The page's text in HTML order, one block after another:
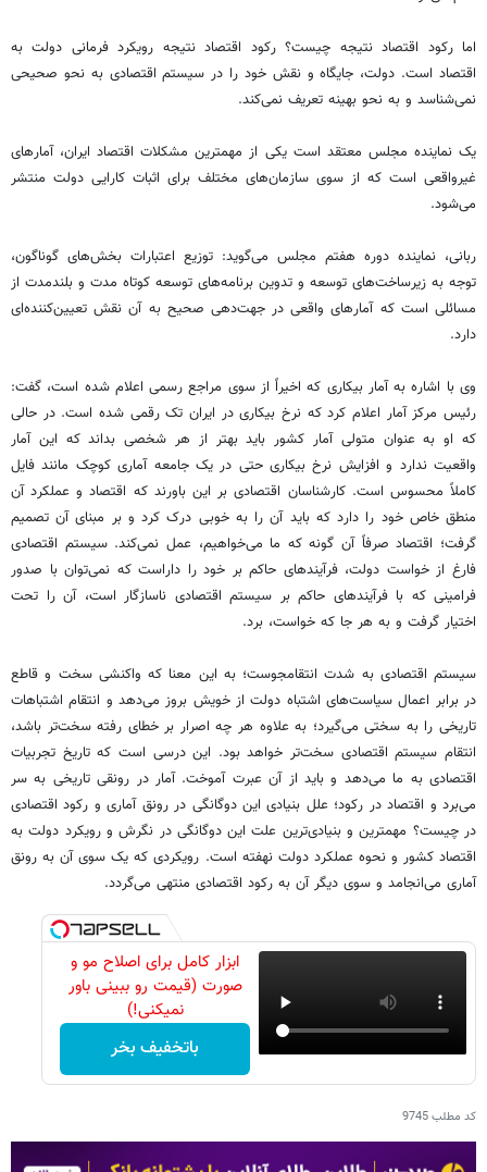
اما رکود اقتصاد نتیجه چیست؟ رکود اقتصاد نتیجه رویکرد فرمانی دولت به
اقتصاد است. دولت، جایگاه و نقش خود را در سیستم اقتصادی به نحو صحیحی
نمی‌شناسد و به نحو بهینه تعریف نمی‌کند.
یک نماینده مجلس معتقد است یکی از مهمترین مشکلات اقتصاد ایران، آمارهای
غیرواقعی است که از سوی سازمان‌های مختلف برای اثبات کارایی دولت منتشر
می‌شود.
ربانی، نماینده دوره هفتم مجلس می‌گوید: توزیع اعتبارات بخش‌های گوناگون،
توجه به زیرساخت‌های توسعه و تدوین برنامه‌های توسعه کوتاه مدت و بلندمدت از
مسائلی است که آمار‌های واقعی در جهت‌دهی صحیح به آن نقش تعیین‌کننده‌ای
دارد.
وی با اشاره به آمار بیکاری که اخیراً از سوی مراجع رسمی اعلام شده است، گفت:
رئیس مرکز آمار اعلام کرد که نرخ بیکاری در ایران تک رقمی شده است. در حالی
که او به عنوان متولی آمار کشور باید بهتر از هر شخصی بداند که این آمار
واقعیت ندارد و افزایش نرخ بیکاری حتی در یک جامعه آماری کوچک مانند فایل
کاملاً محسوس است. کارشناسان اقتصادی بر این باورند که اقتصاد و عملکرد آن
منطق خاص خود را دارد که باید آن را به خوبی درک کرد و بر مبنای آن تصمیم
گرفت؛ اقتصاد صرفاً آن‌ گونه که ما می‌خواهیم، عمل نمی‌کند. سیستم اقتصادی
فارغ از خواست دولت، فرآیندهای حاکم بر خود را داراست که نمی‌توان با صدور
فرامینی که با فرآیندهای حاکم بر سیستم اقتصادی ناسازگار است، آن را تحت
اختیار گرفت و به هر جا که خواست، برد.
سیستم اقتصادی به شدت انتقامجوست؛ به این معنا که واکنشی سخت و قاطع
در برابر اعمال سیاست‌های اشتباه دولت از خویش بروز می‌دهد و انتقام اشتباهات
تاریخی را به سختی می‌گیرد؛ به علاوه هر چه اصرار بر خطای رفته سخت‌تر باشد،
انتقام سیستم اقتصادی سخت‌تر خواهد بود. این درسی است که تاریخ تجربیات
اقتصادی به ما می‌دهد و باید از آن عبرت آموخت. آمار در رونقی تاریخی به سر
می‌برد و اقتصاد در رکود؛ علل بنیادی این دوگانگی در رونق آماری و رکود اقتصادی
در چیست؟ مهمترین و بنیادی‌ترین علت این دوگانگی در نگرش و رویکرد دولت به
اقتصاد کشور و نحوه عملکرد دولت نهفته است. رویکردی که یک سوی آن به رونق
آماری می‌انجامد و سوی دیگر آن به رکود اقتصادی منتهی می‌گردد.
ابزار کامل برای اصلاح مو و
صورت (قیمت رو ببینی باور
نمیکنی!)
باتخفیف بخر
کد مطلب9745